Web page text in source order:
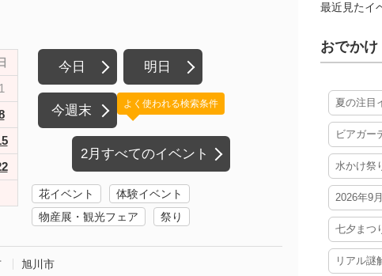
今日 明日
今週末
2月すべてのイベント
よく使われる検索条件
花イベント
体験イベント
物産展・観光フェア
祭り
旭川市
最近見たイ
おでかけ
夏の注目
ビアガー
水かけ祭
2026年9
七夕まつ
リアル謎